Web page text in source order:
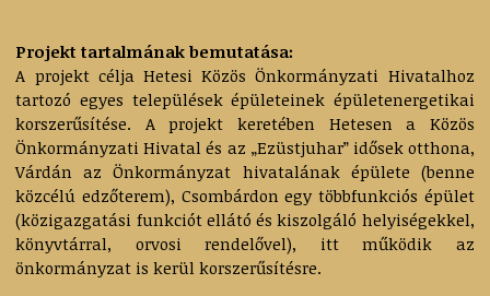
Projekt tartalmának bemutatása:
A projekt célja Hetesi Közös Önkormányzati Hivatalhoz
tartozó egyes települések épületeinek épületenergetikai
korszerűsítése. A projekt keretében Hetesen a Közös
Önkormányzati Hivatal és az „Ezüstjuhar” idősek otthona,
Várdán az Önkormányzat hivatalának épülete (benne
közcélú edzőterem), Csombárdon egy többfunkciós épület
(közigazgatási funkciót ellátó és kiszolgáló helyiségekkel,
könyvtárral, orvosi rendelővel), itt működik az
önkormányzat is kerül korszerűsítésre.